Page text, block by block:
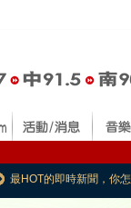
最HOT的即時新聞，你